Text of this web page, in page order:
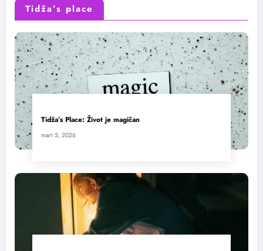
Tidža’s place
Tidža’s Place: Život je magičan
mart 5, 2026